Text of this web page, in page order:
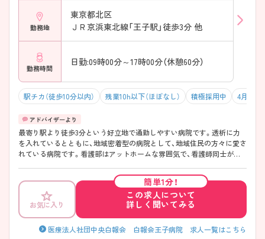
勤務地
東京都北区
ＪＲ京浜東北線「王子駅」徒歩3分 他
勤務時間
日勤:09時00分～17時00分（休憩60分）
駅チカ（徒歩10分以内） 残業10h以下（ほぼなし） 積極採用中 4月入職
最寄り駅より徒歩3分という好立地で通勤しやすい病院です。透析に力
を入れているとともに、地域密着型の病院として、地域住民の方々に愛さ
れている病院です。看護部はアットホームな雰囲気で、看護師同士が支
幅広い方がお勤めされています。病棟配属は、外科・内科と選ぶことがで
き、今よりも急性期度合いを落としたい方や、一から看護を学び直したい
方、ご家庭との両立を図りたい方にオススメです。また、安くて美味しい
社員食堂が好評です。お昼は一食330円でカレー・麺類・日替わり定食の
中から選ぶことができます♪ 見学も可能ですので、ご興味ある方はお気
軽にお問い合わせください。
お気に入り
簡単1分！
この求人について
詳しく聞いてみる
医療法人社団中央白報会 白報会王子病院 求人一覧はこちら